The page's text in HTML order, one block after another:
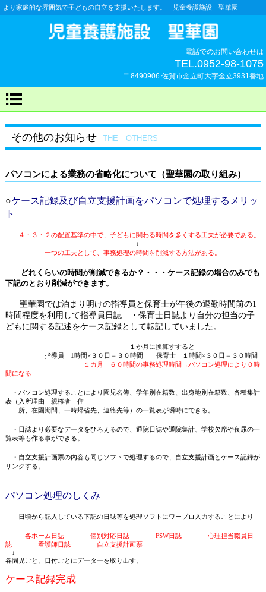
より家庭的な雰囲気で子どもの自立を支援いたします。 児童養護施設 聖華園
電話でのお問い合わせは
TEL.0952-98-1075
〒8490906 佐賀市金立町大字金立3931番地
その他のお知らせ THE OTHERS
パソコンによる業務の省略化について（聖華園の取り組み）
○ケース記録及び自立支援計画をパソコンで処理するメリッ
ト
４・３・２の配置基準の中で、子どもに関わる時間を多くする工夫が必要である。
↓
一つの工夫として、事務処理の時間を削減する方法がある。
どれくらいの時間が削減できるか？・・・ケース記録の場合のみでも
下記のとおり削減ができます。
聖華園では泊まり明けの指導員と保育士が午後の退勤時間前の1
時間程度を利用して指導員日誌 ・保育士日誌より自分の担当の子
どもに関する記述をケース記録として転記していました。
１か月に換算すすると
指導員 1時間×３０日＝３０時間 保育士 １時間×３０日＝３０時間
１カ月 ６０時間の事務処理時間→パソコン処理により０時
間になる
・パソコン処理することにより園児名簿、学年別在籍数、出身地別在籍数、各種集計
表（入所理由 親権者 住
所、在園期間、一時帰省先、連絡先等）の一覧表が瞬時にできる。
・日誌より必要なデータをひろえるので、通院日誌や通院集計、学校欠席や夜尿の一
覧表等も作る事ができる。
・自立支援計画票の内容も同じソフトで処理するので、自立支援計画とケース記録が
リンクする。
パソコン処理のしくみ
日頃から記入している下記の日誌等を処理ソフトにワープロ入力することにより
各ホーム日誌 個別対応日誌 FSW日誌 心理担当職員日
誌 看護師日誌 自立支援計画票
↓
各園児ごと、日付ごとにデーターを取り出す。
ケース記録完成